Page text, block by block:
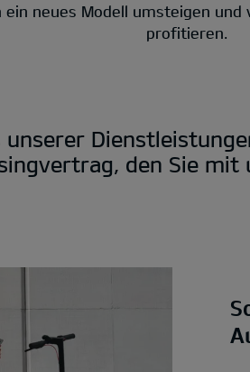
neues Modell umsteigen
profitieren.
unserer
den Sie mit